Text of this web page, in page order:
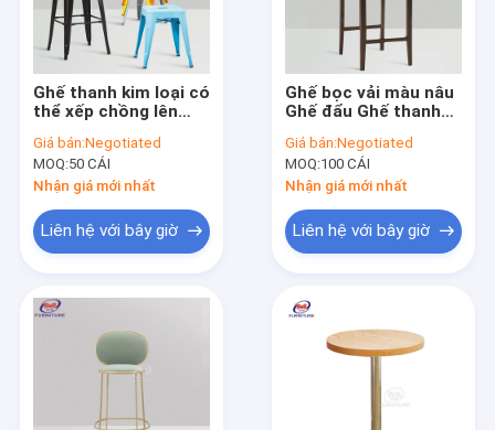
Ghế thanh kim loại có
thể xếp chồng lên
nghiệp Chiều cao
Giá bán:Negotiated
MOQ:50 CÁI
Nhận giá mới nhất
Liên hệ với bây giờ
Ghế bọc vải màu nâu
Ghế đẩu Ghế thanh
ngoài trời
Giá bán:Negotiated
MOQ:100 CÁI
Nhận giá mới nhất
Liên hệ với bây giờ